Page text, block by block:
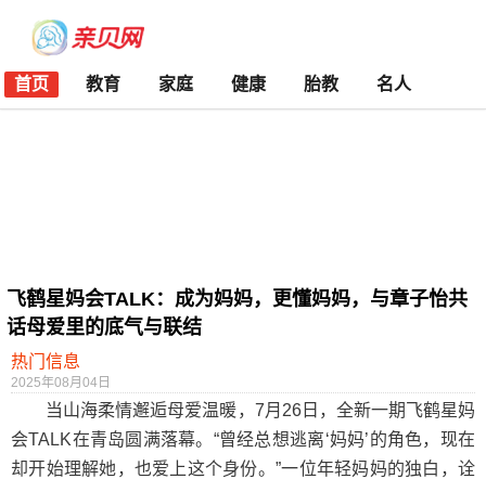
首页 教育 家庭 健康 胎教 名人
飞鹤星妈会TALK：成为妈妈，更懂妈妈，与章子怡共
话母爱里的底气与联结
热门信息
2025年08月04日
当山海柔情邂逅母爱温暖，7月26日，全新一期飞鹤星妈
会TALK在青岛圆满落幕。“曾经总想逃离‘妈妈’的角色，现在
却开始理解她，也爱上这个身份。”一位年轻妈妈的独白，诠